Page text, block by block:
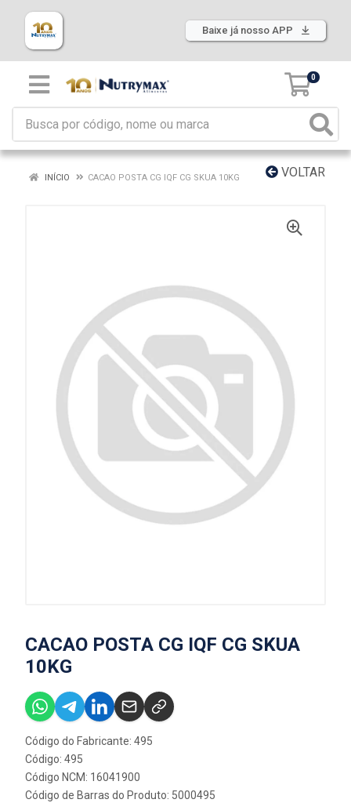
Baixe já nosso APP
0
VOLTAR
INÍCIO CACAO POSTA CG IQF CG SKUA 10KG
CACAO POSTA CG IQF CG SKUA
10KG
Código do Fabricante: 495
Código: 495
Código NCM: 16041900
Código de Barras do Produto: 5000495